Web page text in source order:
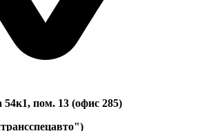
пом. 13 (офис 285)